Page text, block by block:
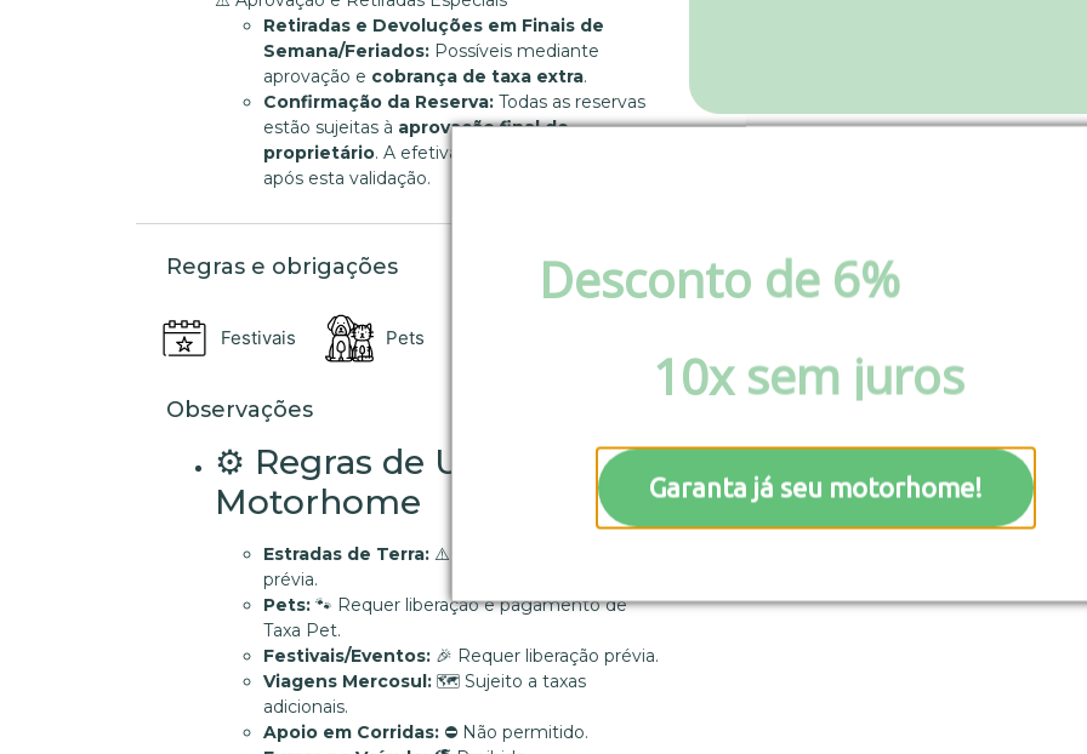
Desconto de 6%
10x sem juros
Garanta já seu motorhome!
Retiradas e Devoluções em Finais de
Semana/Feriados: Possíveis mediante
aprovação e cobrança de taxa extra.
Confirmação da Reserva: Todas as reservas
estão sujeitas à aprovação final do
proprietário. A efetivação ocorre somente
após esta validação.
Regras e obrigações
Festivais Pets
Observações
⚙️ Regras de Uso do
Motorhome
Estradas de Terra: ⚠️ Apenas com liberação
prévia.
Pets: 🐾 Requer liberação e pagamento de
Taxa Pet.
Festivais/Eventos: 🎉 Requer liberação prévia.
Viagens Mercosul: 🗺️ Sujeito a taxas
adicionais.
Apoio em Corridas: ⛔ Não permitido.